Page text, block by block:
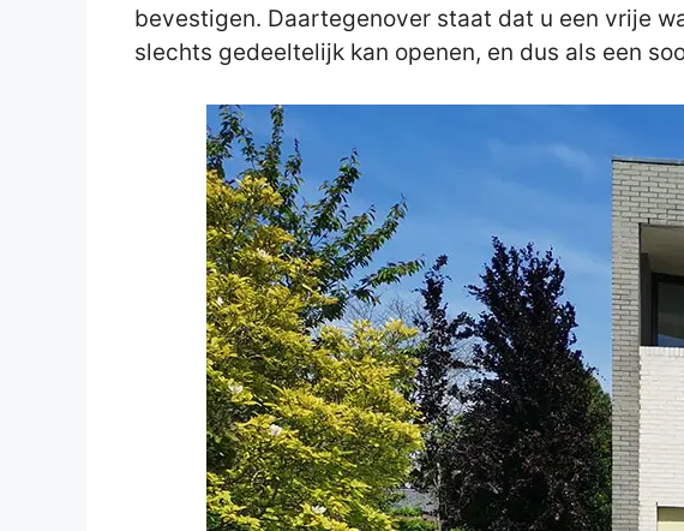
bevestigen. Daartegenover staat dat u een vrije
slechts gedeeltelijk kan openen, en dus als een